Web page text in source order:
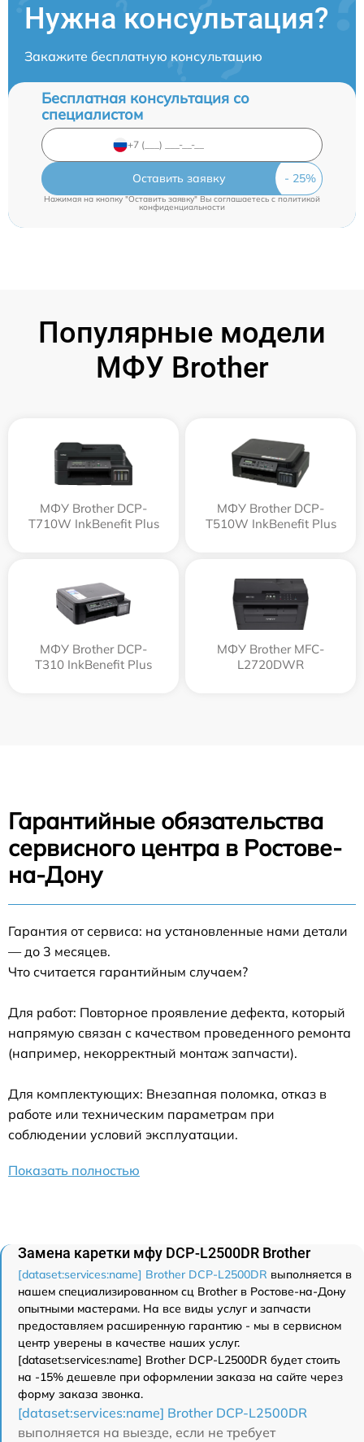
Нужна консультация?
Закажите бесплатную консультацию
Бесплатная консультация со
специалистом
Оставить заявку
Нажимая на кнопку "Оставить заявку" Вы соглашаетесь cполитикой
конфиденциальности
Популярные модели
МФУ Brother
МФУ Brother DCP-
T710W InkBenefit Plus
МФУ Brother DCP-
T510W InkBenefit Plus
МФУ Brother DCP-
T310 InkBenefit Plus
МФУ Brother MFC-
L2720DWR
Гарантийные обязательства
сервисного центра в Ростове-
на-Дону
Гарантия от сервиса: на установленные нами детали
— до 3 месяцев.
Что считается гарантийным случаем?
Для работ: Повторное проявление дефекта, который
напрямую связан с качеством проведенного ремонта
(например, некорректный монтаж запчасти).
Для комплектующих: Внезапная поломка, отказ в
работе или техническим параметрам при
соблюдении условий эксплуатации.
Показать полностью
Замена каретки мфу DCP-L2500DR Brother
[dataset:services:name] Brother DCP-L2500DR выполняется в
нашем специализированном сц Brother в Ростове-на-Дону
опытными мастерами. На все виды услуг и запчасти
предоставляем расширенную гарантию - мы в сервисном
центр уверены в качестве наших услуг.
[dataset:services:name] Brother DCP-L2500DR будет стоить
на -15% дешевле при оформлении заказа на сайте через
форму заказа звонка.
[dataset:services:name] Brother DCP-L2500DR
выполняется на выезде, если не требует